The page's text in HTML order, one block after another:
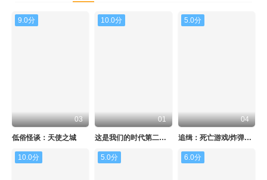
9.0分
03
低俗怪谈：天使之城
10.0分
01
这是我们的时代第二季/瑞典大饭店
5.0分
04
追缉：死亡游戏/炸弹追凶第二季
10.0分 5.0分 6.0分